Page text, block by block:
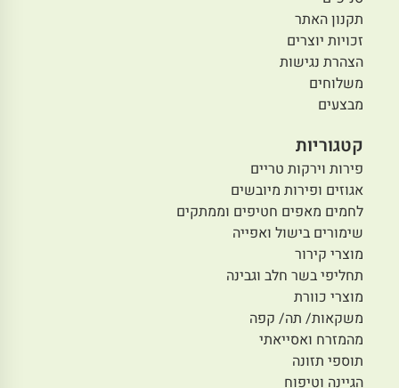
תקנון האתר
זכויות יוצרים
הצהרת נגישות
משלוחים
מבצעים
קטגוריות
פירות וירקות טריים
אגוזים ופירות מיובשים
לחמים מאפים חטיפים וממתקים
שימורים בישול ואפייה
מוצרי קירור
תחליפי בשר חלב וגבינה
מוצרי כוורת
משקאות/ תה/ קפה
מהמזרח ואסייאתי
תוספי תזונה
הגיינה וטיפוח